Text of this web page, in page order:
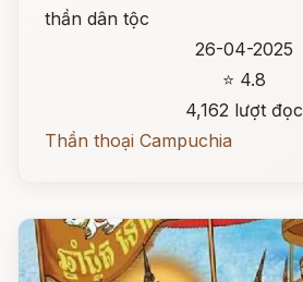
thần dân tộc
26-04-2025
⭐ 4.8
4,162 lượt đọc
Thần thoại Campuchia